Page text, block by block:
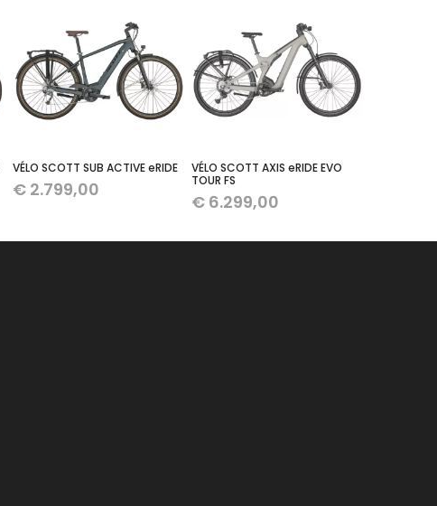
VÉLO SCOTT SUB ACTIVE eRIDE
€ 2.799,00
VÉLO SCOTT AXIS eRIDE EVO
TOUR FS
€ 6.299,00